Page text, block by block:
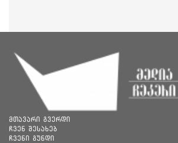
მთავარი გვერდი
ჩვენ შესახებ
ჩვენი გუნდი